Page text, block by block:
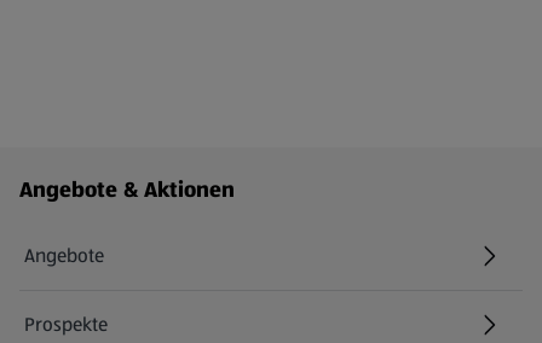
Fußzeilenmenü - weitere Links
Angebote & Aktionen
Angebote
Prospekte